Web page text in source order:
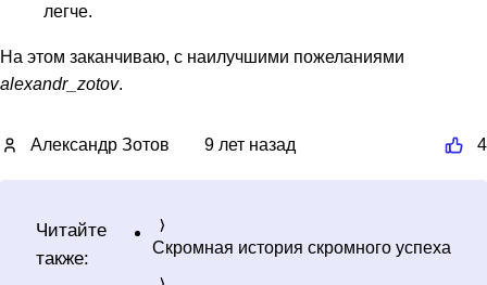
легче.
На этом заканчиваю, с наилучшими пожеланиями
alexandr_zotov.
Александр Зотов 9 лет назад 4
Читайте
также:
Скромная история скромного успеха